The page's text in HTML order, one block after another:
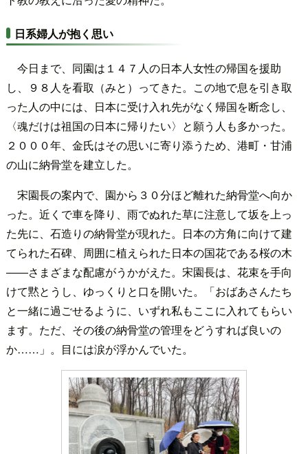
日系婦人が抱く思い
今日まで、同園は１４７人の日本人女性の帰国を援助
し、９８人を看取（みと）ってきた。この地で息を引き取
った人の中には、日本に受け入れ先がなく帰国を断念し、
〈魂だけは祖国の日本に帰りたい〉と願う人も多かった。
２０００年、金氏はその思いに寄り添うため、港町・甘浦
の山に納骨堂を建立した。
宋園長の案内で、園から３０分ほど離れた納骨堂へ向か
った。近くで車を降り、雨でぬれた草に注意して坂を上っ
た先に、石造りの納骨堂が現れた。日本の方角に向けて建
てられた石碑、周囲に植えられた日本の国花である桜の木
――さまざまな配慮がうかがえた。宋園長は、花束を手向
けて黙とうし、ゆっくりと口を開いた。「おばあさんたち
と一緒に過ごせるように、いずれ私もここに入れてもらい
ます。ただ、その後の納骨堂の管理をどうすれば良いの
か……」。目には涙が浮かんでいた。